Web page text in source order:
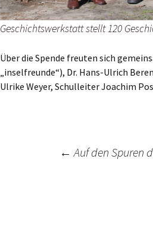
Geschichtswerkstatt stellt 120
Über die Spende freuten sich
„inselfreunde“), Dr. Hans-Ulrich
Ulrike Weyer, Schulleiter Joachim
← Auf den Spuren